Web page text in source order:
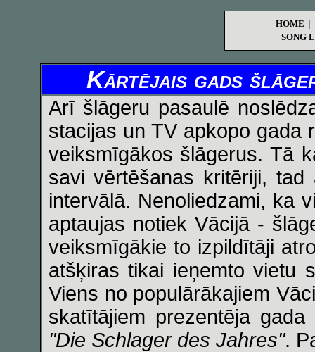
HOME |
SONG
Kārtējais gads
Arī šlāgeru pasaulē
stacijas un TV apkopo gada
veiksmīgākos šlāgerus. Tā
savi vērtēšanas kritēriji,
intervālā. Nenoliedzami, ka
aptaujas notiek Vācijā -
veiksmīgākie to izpildītāji
atšķiras tikai ieņemto vietu
Viens no populārākajiem
skatītājiem prezentēja
"Die Schlager des Jahres".